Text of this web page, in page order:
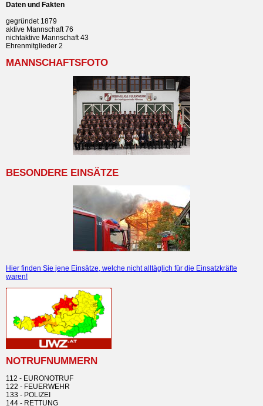
Daten und Fakten
gegründet 1879
aktive Mannschaft 76
nichtaktive Mannschaft 43
Ehrenmitglieder 2
MANNSCHAFTSFOTO
BESONDERE EINSÄTZE
Hier finden Sie jene Einsätze, welche nicht alltäglich für die Einsatzkräfte
waren!
NOTRUFNUMMERN
112 - EURONOTRUF
122 - FEUERWEHR
133 - POLIZEI
144 - RETTUNG